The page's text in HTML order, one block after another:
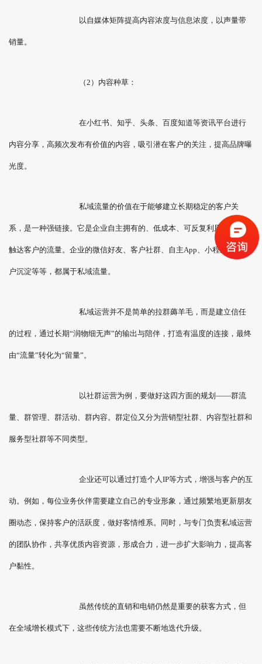
以自媒体矩阵提高内容浓度与信息浓度，以声量带
销量。
（2）内容种草：
在小红书、知乎、头条、百度知道等资讯平台进行
内容分享，高频次发布有价值的内容，吸引潜在客户的关注，提高品牌曝
光度。
私域流量的价值在于能够建立长期稳定的客户关
系，是一种强链接。它是企业自主拥有的、低成本、可反复利用、能随时
触达客户的流量。企业的微信好友、客户社群、自主App、小程序里的用
户沉淀等等，都属于私域流量。
私域运营并不是简单的拉群薅羊毛，而是建立信任
的过程，通过长期“润物细无声”的输出与陪伴，打造有温度的连接，最终
由“流量”转化为“留量”。
以社群运营为例，要做好这四方面的规划——群流
量、群管理、群活动、群内容。群定位又分为营销型社群、内容型社群和
服务型社群等不同类型。
企业还可以通过打造个人IP等方式，增强与客户的互
动。例如，每位业务伙伴需要建立自己的专业形象，通过频繁地更新朋友
圈动态，保持客户的活跃度，做好客情维系。同时，与专门负责私域运营
的团队协作，共享优质内容资源，形成合力，进一步扩大影响力，提高客
户黏性。
虽然传统的直销和电销仍然是重要的获客方式，但
在全域增长模式下，这些传统方法也需要不断地迭代升级。